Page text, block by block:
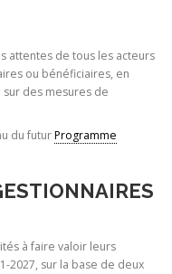
attentes de tous les acteurs
ou bénéficiaires, en
des mesures de
du futurProgramme
à faire valoir leurs
2027, sur la base de deux